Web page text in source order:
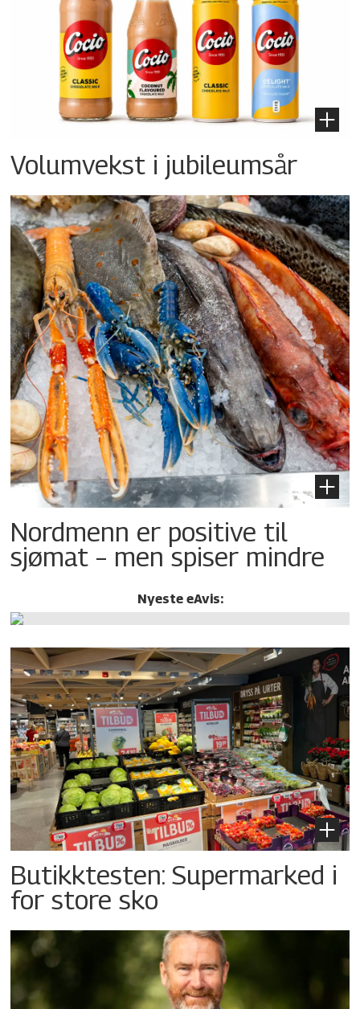
Volumvekst i jubileumsår
Nordmenn er positive til
sjømat – men spiser mindre
Nyeste eAvis:
Butikktesten: Supermarked i
for store sko